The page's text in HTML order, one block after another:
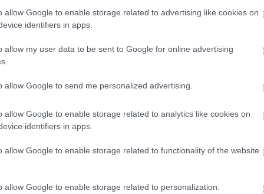
allow Google to enable storage related to advertising like cookies on
identifiers in apps.
allow my user data to be sent to Google for online advertising
allow Google to send me personalized advertising.
allow Google to enable storage related to analytics like cookies on
identifiers in apps.
allow Google to enable storage related to functionality of the website
allow Google to enable storage related to personalization.